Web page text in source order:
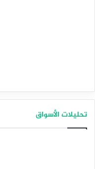
تحليلات الأسواق